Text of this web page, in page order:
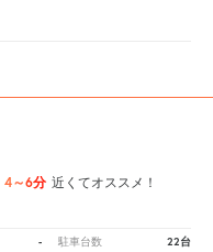
4～6分 近くてオススメ！
- 駐車台数 22台